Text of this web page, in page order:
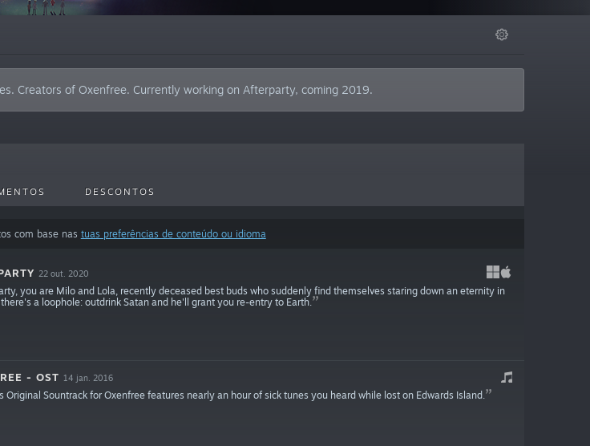
Creators of Oxenfree. Currently working on Afterparty, coming 2019.
DESCONTOS
com base nas tuas preferências de conteúdo ou idioma
22 out. 2020
you are Milo and Lola, recently deceased best buds who suddenly find themselves staring down an eternity in
a loophole: outdrink Satan and he'll grant you re-entry to Earth.
- OST 14 jan. 2016
Original Sountrack for Oxenfree features nearly an hour of sick tunes you heard while lost on Edwards Island.